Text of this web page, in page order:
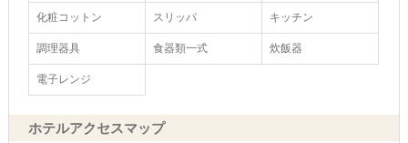
化粧コットン スリッパ キッチン
調理器具 食器類一式 炊飯器
電子レンジ
ホテルアクセスマップ